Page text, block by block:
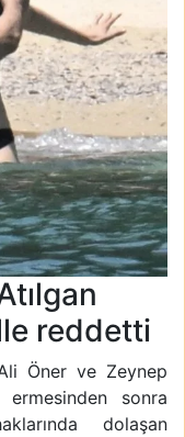
reddetti
Öner ve Zeynep
ermesinden sonra
dolaşan